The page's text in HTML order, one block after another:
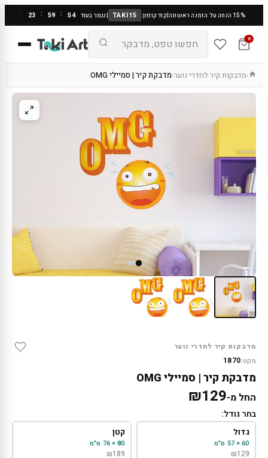
15% הנחה על הזמנה ראשונה |קוד קופון: TAKI15
|נגמר בעוד 23 : 59 : 53
0
›מדבקות קיר לחדרי נוער›מדבקת קיר | סמיילי OMG
מדבקות קיר לחדרי נוער
מקט:1870
מדבקת קיר | סמיילי OMG
החל מ- ₪129
בחר גודל:
גדול
60 × 57 ס"מ
₪129
קטן
80 × 76 ס"מ
₪189